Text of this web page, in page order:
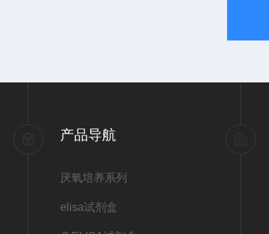
产品导航
厌氧培养系列
elisa试剂盒